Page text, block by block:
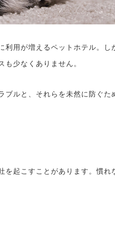
用が増えるペットホテル。し
少なくありません。
ルと、それらを未然に防ぐた
起こすことがあります。慣れ